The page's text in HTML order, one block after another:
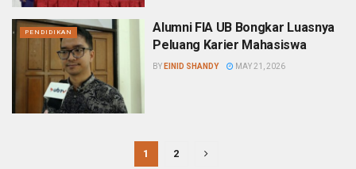
PENDIDIKAN
Alumni FIA UB Bongkar Luasnya
Peluang Karier Mahasiswa
BY EINID SHANDY MAY 21, 2026
1 2